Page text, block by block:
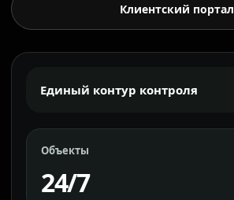
Клиентский портал
Единый контур контроля
Объекты
24/7